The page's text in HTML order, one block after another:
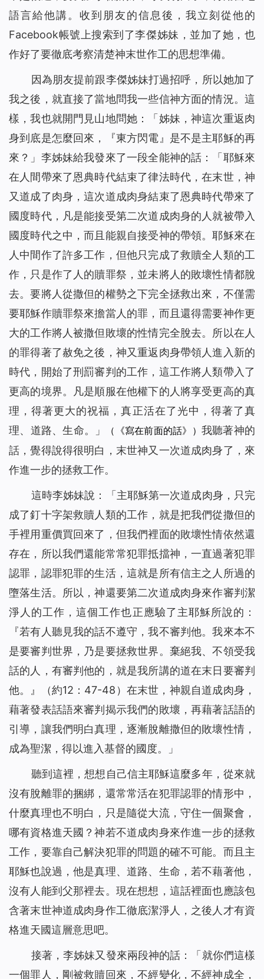
語言給他講。收到朋友的信息後，我立刻從他的
Facebook帳號上搜索到了李傑姊妹，並加了她，也
作好了要徹底考察清楚神末世作工的思想準備。
因為朋友提前跟李傑姊妹打過招呼，所以她加了
我之後，就直接了當地問我一些信神方面的情況。這
樣，我也就開門見山地問她：「姊妹，神這次重返肉
身到底是怎麼回來，『東方閃電』是不是主耶穌的再
來？」李姊妹給我發來了一段全能神的話：「 耶穌來
在人間帶來了恩典時代結束了律法時代，在末世，神
又道成了肉身，這次道成肉身結束了恩典時代帶來了
國度時代，凡是能接受第二次道成肉身的人就被帶入
國度時代之中，而且能親自接受神的帶領。耶穌來在
人中間作了許多工作，但他只完成了救贖全人類的工
作，只是作了人的贖罪祭，並未將人的敗壞性情都脫
去。要將人從撒但的權勢之下完全拯救出來，不僅需
要耶穌作贖罪祭來擔當人的罪，而且還得需要神作更
大的工作將人被撒但敗壞的性情完全脫去。所以在人
的罪得著了赦免之後，神又重返肉身帶領人進入新的
時代，開始了刑罰審判的工作，這工作將人類帶入了
更高的境界。凡是順服在他權下的人將享受更高的真
理，得著更大的祝福，真正活在了光中，得著了真
理、道路、生命。
」 （《寫在前面的話》） 我聽著神的
話，覺得說得很明白，末世神又一次道成肉身了，來
作進一步的拯救工作。
這時李姊妹說：「主耶穌第一次道成肉身，只完
成了釘十字架救贖人類的工作，就是把我們從撒但的
手裡用重價買回來了，但我們裡面的敗壞性情依然還
存在，所以我們還能常常犯罪抵擋神，一直過著犯罪
認罪，認罪犯罪的生活，這就是所有信主之人所過的
墮落生活。所以，神還要第二次道成肉身來作審判潔
淨人的工作，這個工作也正應驗了主耶穌所說的：
『若有人聽見我的話不遵守，我不審判他。我來本不
是要審判世界，乃是要拯救世界。棄絕我、不領受我
話的人，有審判他的，就是我所講的道在末日要審判
他。
』（約12：47-48）在末世，神親自道成肉身，
藉著發表話語來審判揭示我們的敗壞，再藉著話語的
引導，讓我們明白真理，逐漸脫離撒但的敗壞性情，
成為聖潔，得以進入基督的國度。」
聽到這裡，想想自己信主耶穌這麼多年，從來就
沒有脫離罪的捆綁，還常常活在犯罪認罪的情形中，
什麼真理也不明白，只是隨從大流，守住一個聚會，
哪有資格進天國？神若不道成肉身來作進一步的拯救
工作，要靠自己解決犯罪的問題的確不可能。而且主
耶穌也說過，他是真理、道路、生命，若不藉著他，
沒有人能到父那裡去。現在想想，這話裡面也應該包
含著末世神道成肉身作工徹底潔淨人，之後人才有資
格進天國這層意思吧。
接著，李姊妹又發來兩段神的話：「 就你們這樣
一個罪人，剛被救贖回來，不經變化，不經神成全，